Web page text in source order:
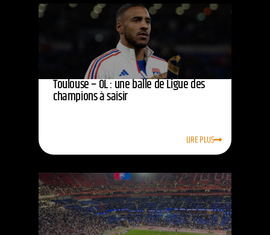
Toulouse – OL : une balle de Ligue des
champions à saisir
LIRE PLUS